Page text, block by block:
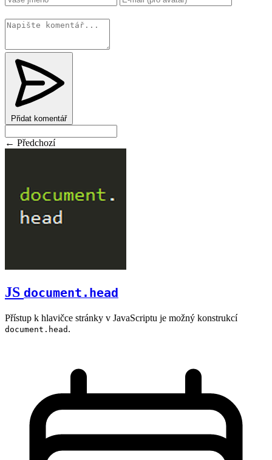
Přidat komentář
← Předchozí
JS document.head
Přístup k hlavičce stránky v JavaScriptu je možný konstrukcí
document.head .